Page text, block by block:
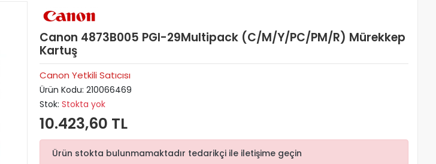
Canon 4873B005 PGI-29Multipack (C/M/Y/PC/PM/R) Mürekkep
Kartuş
Canon Yetkili Satıcısı
Ürün Kodu: 210066469
Stok: Stokta yok
10.423,60 TL
Ürün stokta bulunmamaktadır tedarikçi ile iletişime geçin